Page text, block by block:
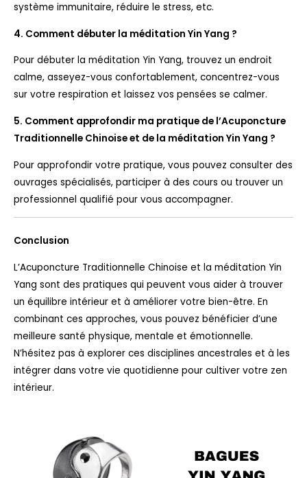
système immunitaire, réduire le stress, etc.
4. Comment débuter la méditation Yin Yang ?
Pour débuter la méditation Yin Yang, trouvez un endroit
calme, asseyez-vous confortablement, concentrez-vous
sur votre respiration et laissez vos pensées se calmer.
5. Comment approfondir ma pratique de l’Acuponcture
Traditionnelle Chinoise et de la méditation Yin Yang ?
Pour approfondir votre pratique, vous pouvez consulter des
ouvrages spécialisés, participer à des cours ou trouver un
professionnel qualifié pour vous accompagner.
Conclusion
L’Acuponcture Traditionnelle Chinoise et la méditation Yin
Yang sont des pratiques qui peuvent vous aider à trouver
un équilibre intérieur et à améliorer votre bien-être. En
combinant ces approches, vous pouvez bénéficier d’une
meilleure santé physique, mentale et émotionnelle.
N’hésitez pas à explorer ces disciplines ancestrales et à les
intégrer dans votre vie quotidienne pour cultiver votre zen
intérieur.